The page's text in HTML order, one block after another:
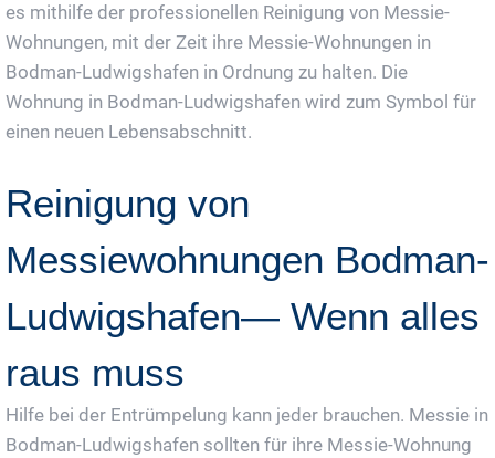
es mithilfe der professionellen Reinigung von Messie-
Wohnungen, mit der Zeit ihre Messie-Wohnungen in
Bodman-Ludwigshafen in Ordnung zu halten. Die
Wohnung in Bodman-Ludwigshafen wird zum Symbol für
einen neuen Lebensabschnitt.
Reinigung von
Messiewohnungen Bodman-
Ludwigshafen— Wenn alles
raus muss
Hilfe bei der Entrümpelung kann jeder brauchen. Messie in
Bodman-Ludwigshafen sollten für ihre Messie-Wohnung